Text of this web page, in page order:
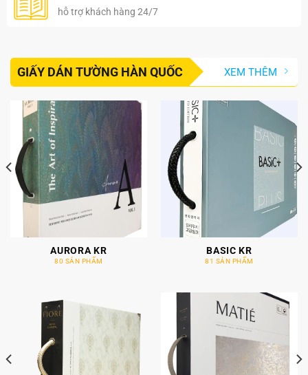
hỗ trợ khách hàng 24/7
GIẤY DÁN TƯỜNG HÀN QUỐC XEM THÊM
AURORA KR
80 SẢN PHẨM
BASIC KR
81 SẢN PHẨM